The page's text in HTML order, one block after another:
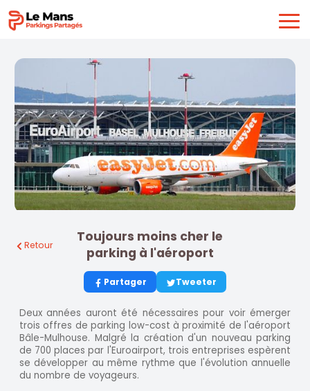
Retour
Toujours moins cher le
parking à l'aéroport
Partager Tweeter
Deux années auront été nécessaires pour voir émerger
trois offres de parking low-cost à proximité de l'aéroport
Bâle-Mulhouse. Malgré la création d'un nouveau parking
de 700 places par l'Euroairport, trois entreprises espèrent
se développer au même rythme que l'évolution annuelle
du nombre de voyageurs.